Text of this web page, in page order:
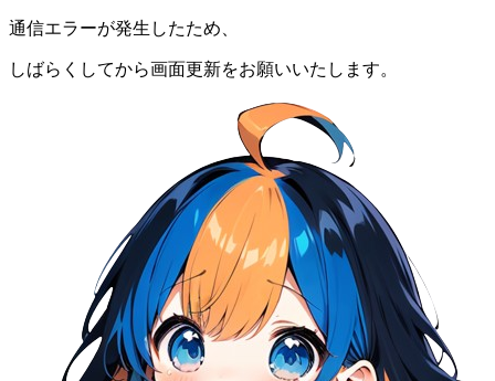
通信エラーが発生したため、
しばらくしてから画面更新をお願いいたします。